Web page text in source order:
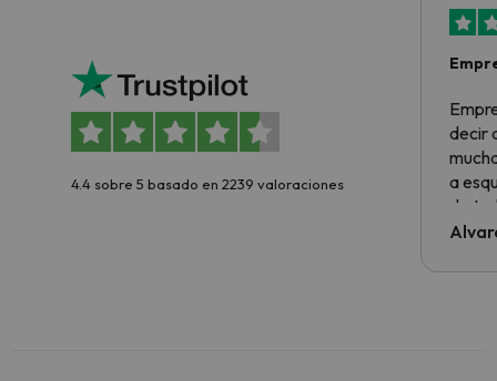
4.4 sobre 5 basado en 2239 valoraciones
decir
a
de
al
culpa